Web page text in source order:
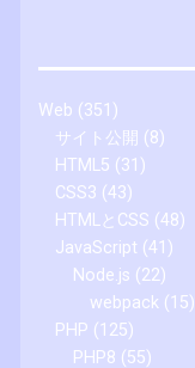
Web (351)
サイト公開 (8)
HTML5 (31)
CSS3 (43)
HTMLとCSS (48)
JavaScript (41)
Node.js (22)
webpack (15)
PHP (125)
PHP8 (55)